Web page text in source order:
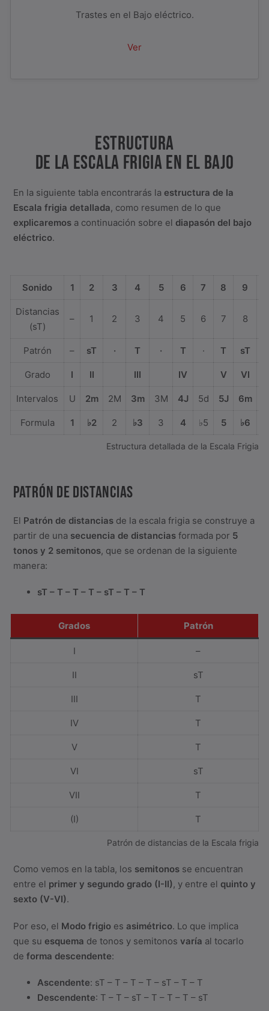
Trastes en el Bajo eléctrico.
Ver
ESTRUCTURA
DE LA ESCALA FRIGIA EN EL BAJO
En la siguiente tabla encontrarás la estructura de la
Escala frigia detallada, como resumen de lo que
explicaremos a continuación sobre el diapasón del bajo
eléctrico.
Sonido 1 2 3 4 5 6 7 8 9
Distancias
(sT)
– 1 2 3 4 5 6 7 8
Patrón – sT · T · T · T sT
Grado I II III IV V VI
Intervalos U 2m 2M 3m 3M 4J 5d 5J 6m
Formula 1 ♭2 2 ♭3 3 4 ♭5 5 ♭6
Estructura detallada de la Escala Frigia
PATRÓN DE DISTANCIAS
El Patrón de distancias de la escala frigia se construye a
partir de una secuencia de distancias formada por 5
tonos y 2 semitonos, que se ordenan de la siguiente
manera:
sT – T – T – T – sT – T – T
Grados Patrón
I –
II sT
III T
IV T
V T
VI sT
VII T
(I) T
Patrón de distancias de la Escala frigia
Como vemos en la tabla, los semitonos se encuentran
entre el primer y segundo grado (I-II), y entre el quinto y
sexto (V-VI).
Por eso, el Modo frigio es asimétrico. Lo que implica
que su esquema de tonos y semitonos varía al tocarlo
de forma descendente:
Ascendente: sT – T – T – T – sT – T – T
Descendente: T – T – sT – T – T – T – sT